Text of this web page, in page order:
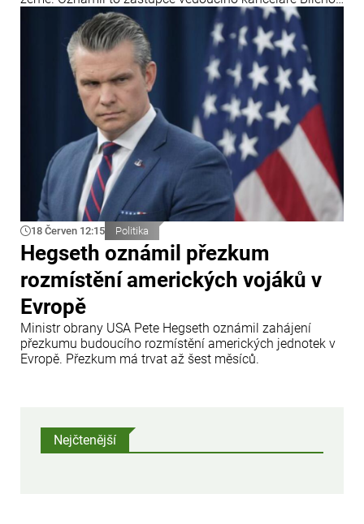
domu Stephen Miller po rozhodnutí Nejvyššího soudu
USA, který zpřísnil pravidla pro udělování azylu.
18 Červen 12:15 Politika
Hegseth oznámil přezkum
rozmístění amerických vojáků v
Evropě
Ministr obrany USA Pete Hegseth oznámil zahájení
přezkumu budoucího rozmístění amerických jednotek v
Evropě. Přezkum má trvat až šest měsíců.
Nejčtenější